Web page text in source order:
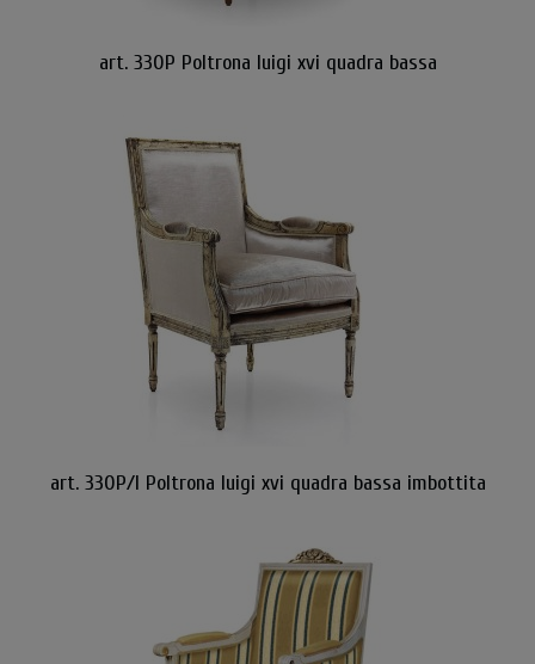
art. 330P Poltrona luigi xvi quadra bassa
art. 330P/I Poltrona luigi xvi quadra bassa imbottita